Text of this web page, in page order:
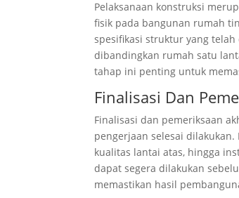
Pelaksanaan konstruksi
fisik pada bangunan rumah
spesifikasi struktur yang
dibandingkan rumah satu
tahap ini penting untuk
Finalisasi Dan
Finalisasi dan pemeriksaan
pengerjaan selesai
kualitas lantai atas, hingga
dapat segera dilakukan
memastikan hasil